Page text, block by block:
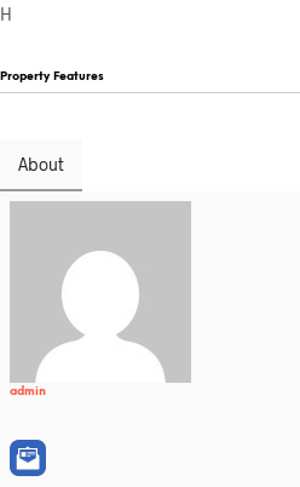
H
Property Features
About
admin